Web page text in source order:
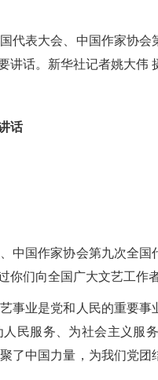
表大会、中国作家协会
讲话。新华社记者姚大伟
话
国作家协会第九次全国
们向全国广大文艺工作
业是党和人民的重要事
民服务、为社会主义服
了中国力量，为我们党